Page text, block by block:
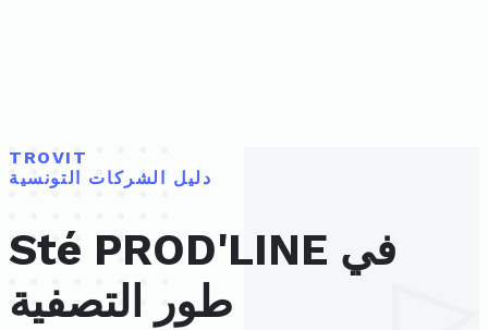
TROVIT
دليل الشركات التونسية
Sté PROD'LINE في
طور التصفية